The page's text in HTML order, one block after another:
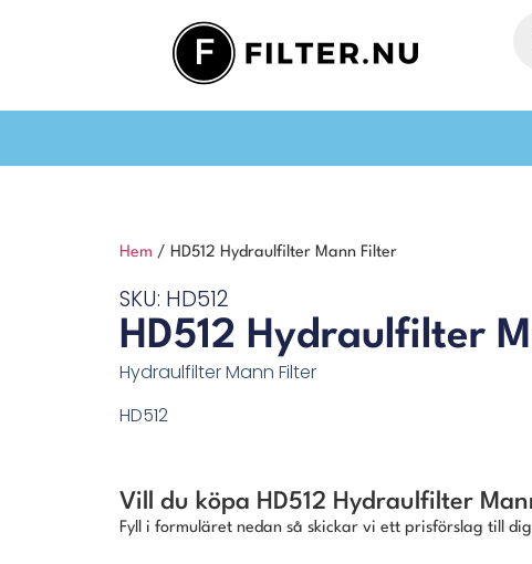
Hem / HD512 Hydraulfilter Mann Filter
SKU: HD512
HD512 Hydraulfilter
Hydraulfilter Mann Filter
HD512
Vill du köpa HD512 Hydraulfilter
Fyll i formuläret nedan så skickar vi ett prisförslag till